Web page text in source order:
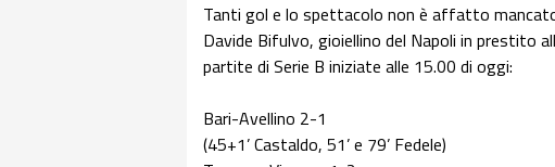
Tanti gol e lo spettacolo non è affatto
Davide Bifulvo, gioiellino del Napoli in prestito
partite di Serie B iniziate alle 15.00 di oggi:
Bari-Avellino 2-1
(45+1’ Castaldo, 51’ e 79’ Fedele)